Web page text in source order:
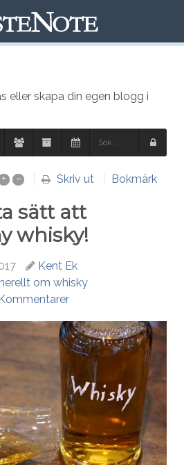
eller skapa din egen blogg i
+ – Skriv ut Bokmärk
sätt att
whisky!
Kent Ek
om whisky